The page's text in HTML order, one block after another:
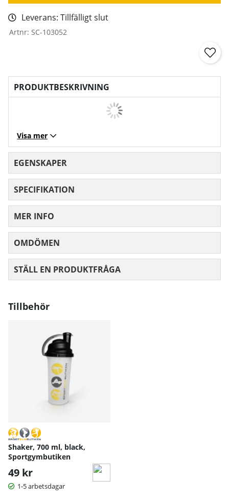
Leverans: Tillfälligt slut
Artnr: SC-103052
PRODUKTBESKRIVNING
Visa mer
EGENSKAPER
SPECIFIKATION
MER INFO
OMDÖMEN
STÄLL EN PRODUKTFRÅGA
Tillbehör
Shaker, 700 ml, black,
Sportgymbutiken
49 kr
1-5 arbetsdagar